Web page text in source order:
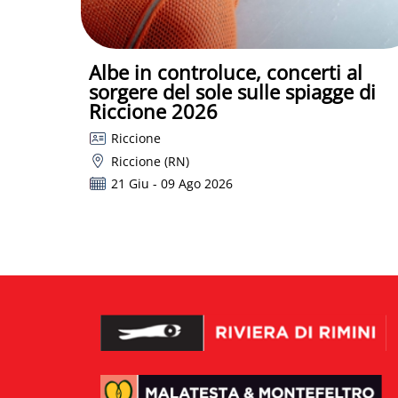
Albe in controluce, concerti al
sorgere del sole sulle spiagge di
Riccione 2026
Riccione
Riccione (RN)
21 Giu - 09 Ago 2026